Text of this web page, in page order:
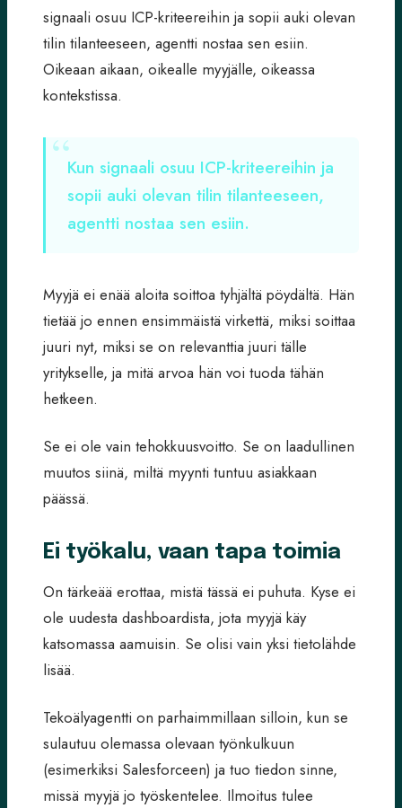
signaali osuu ICP-kriteereihin ja sopii auki olevan
tilin tilanteeseen, agentti nostaa sen esiin.
Oikeaan aikaan, oikealle myyjälle, oikeassa
kontekstissa.
Kun signaali osuu ICP-kriteereihin ja
sopii auki olevan tilin tilanteeseen,
agentti nostaa sen esiin.
Myyjä ei enää aloita soittoa tyhjältä pöydältä. Hän
tietää jo ennen ensimmäistä virkettä, miksi soittaa
juuri nyt, miksi se on relevanttia juuri tälle
yritykselle, ja mitä arvoa hän voi tuoda tähän
hetkeen.
Se ei ole vain tehokkuusvoitto. Se on laadullinen
muutos siinä, miltä myynti tuntuu asiakkaan
päässä.
Ei työkalu, vaan tapa toimia
On tärkeää erottaa, mistä tässä ei puhuta. Kyse ei
ole uudesta dashboardista, jota myyjä käy
katsomassa aamuisin. Se olisi vain yksi tietolähde
lisää.
Tekoälyagentti on parhaimmillaan silloin, kun se
sulautuu olemassa olevaan työnkulkuun
(esimerkiksi Salesforceen) ja tuo tiedon sinne,
missä myyjä jo työskentelee. Ilmoitus tulee